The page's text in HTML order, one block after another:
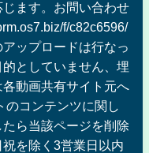
ます。お問い合わせ
f/c82c6596/
ップロードは行なっ
としていません、埋
動画共有サイト元へ
のコンテンツに関し
ら当該ページを削除
を除く3営業日以内